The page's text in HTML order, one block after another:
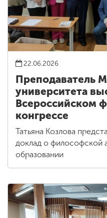
22.06.2026
Преподаватель
университета
Всероссийском
конгрессе
Татьяна Козлова
доклад о философской
образовании